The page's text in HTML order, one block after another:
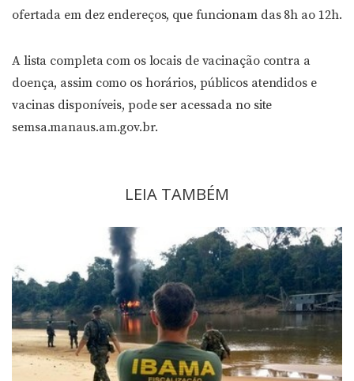
ofertada em dez endereços, que funcionam das 8h ao 12h.
A lista completa com os locais de vacinação contra a
doença, assim como os horários, públicos atendidos e
vacinas disponíveis, pode ser acessada no site
semsa.manaus.am.gov.br.
LEIA TAMBÉM